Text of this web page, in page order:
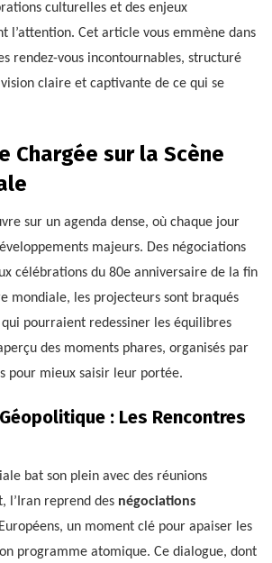
culturelles et des enjeux
l’attention. Cet article vous emmène dans
rendez-vous incontournables, structuré
claire et captivante de ce qui se
Chargée sur la Scène
sur un agenda dense, où chaque jour
majeurs. Des négociations
célébrations du 80e anniversaire de la fin
mondiale, les projecteurs sont braqués
pourraient redessiner les équilibres
des moments phares, organisés par
pour mieux saisir leur portée.
: Les Rencontres
bat son plein avec des réunions
l’Iran reprend des négociations
un moment clé pour apaiser les
programme atomique. Ce dialogue, dont